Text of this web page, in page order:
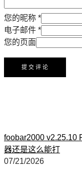
您的昵称 *
电子邮件 *
您的页面
foobar2000 v2.25.10
器还是这么能打
07/21/2026